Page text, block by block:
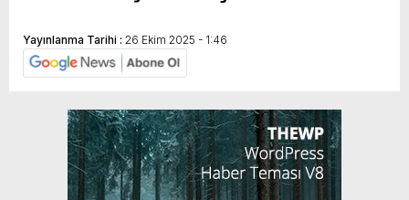
Yayınlanma Tarihi : 26 Ekim 2025 - 1:46